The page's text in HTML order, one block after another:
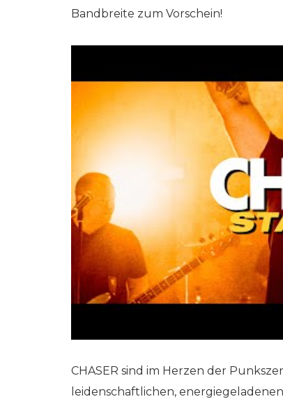
Bandbreite zum Vorschein!
CHASER sind im Herzen der
leidenschaftlichen,